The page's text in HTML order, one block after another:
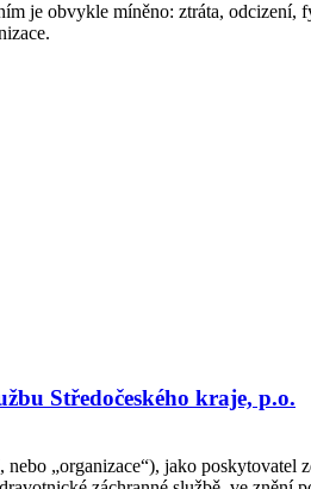
je obvykle míněno: ztráta,
Středočeského kraje, p.o.
„organizace“), jako